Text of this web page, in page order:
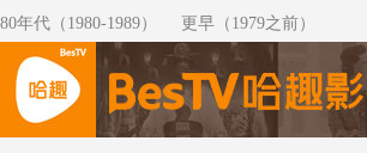
80年代（1980-1989）
更早（1979之前）